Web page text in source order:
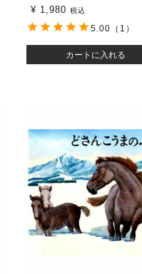
¥ 1,980 税込
カートに入れる
5.00 （1）